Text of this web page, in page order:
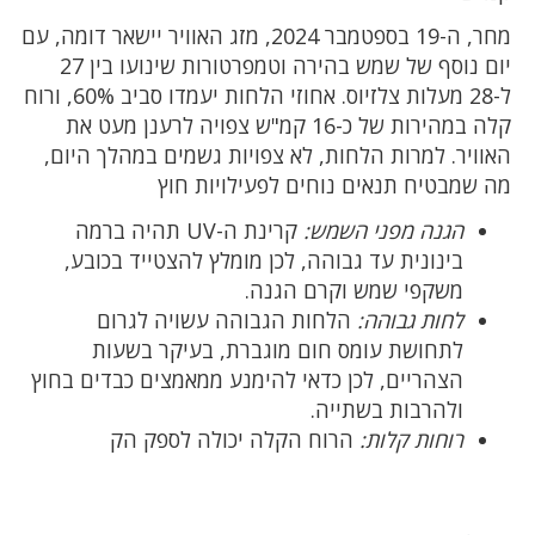
מחר, ה-19 בספטמבר 2024, מזג האוויר יישאר דומה, עם
יום נוסף של שמש בהירה וטמפרטורות שינועו בין 27
ל-28 מעלות צלזיוס. אחוזי הלחות יעמדו סביב 60%, ורוח
קלה במהירות של כ-16 קמ"ש צפויה לרענן מעט את
האוויר. למרות הלחות, לא צפויות גשמים במהלך היום,
מה שמבטיח תנאים נוחים לפעילויות חוץ
הגנה מפני השמש:
קרינת ה-UV תהיה ברמה
בינונית עד גבוהה, לכן מומלץ להצטייד בכובע,
משקפי שמש וקרם הגנה.
לחות גבוהה: הלחות הגבוהה עשויה לגרום
לתחושת עומס חום מוגברת, בעיקר בשעות
הצהריים, לכן כדאי להימנע ממאמצים כבדים בחוץ
ולהרבות בשתייה.
רוחות קלות: הרוח הקלה יכולה לספק הק